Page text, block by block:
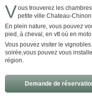
Vous trouverez les
petite ville Chateau-
En plein nature, vous pouvez
pied, à cheval, en vtt où en
Vous pouvez visiter le
soirée,vous pouvez vous
région.
Demande de